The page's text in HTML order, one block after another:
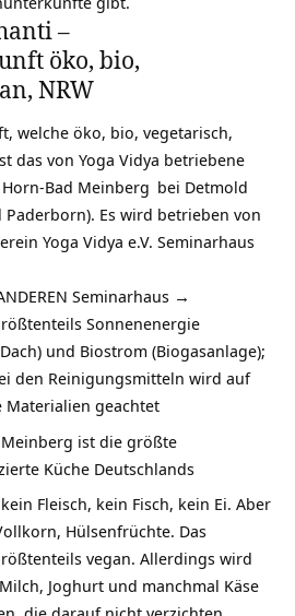
–
öko, bio,
NRW
welche öko, bio, vegetarisch,
das von Yoga Vidya betriebene
Bad Meinberg bei Detmold
Es wird betrieben von
Yoga Vidya e.V. Seminarhaus
Seminarhaus →
Sonnenenergie
und Biostrom (Biogasanlage);
den Reinigungsmitteln wird auf
geachtet
Meinberg ist die größte
Küche Deutschlands
Fleisch, kein Fisch, kein Ei. Aber
Hülsenfrüchte. Das
vegan. Allerdings wird
Joghurt und manchmal Käse